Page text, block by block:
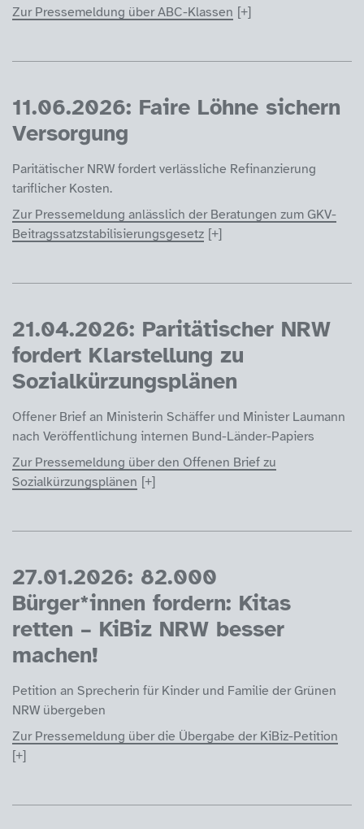
Zur Pressemeldung über ABC-Klassen
11.06.2026: Faire Löhne sichern
Versorgung
Paritätischer NRW fordert verlässliche Refinanzierung
tariflicher Kosten.
Zur Pressemeldung anlässlich der Beratungen zum GKV-
Beitragssatzstabilisierungsgesetz
21.04.2026: Paritätischer NRW
fordert Klarstellung zu
Sozialkürzungsplänen
Offener Brief an Ministerin Schäffer und Minister Laumann
nach Veröffentlichung internen Bund-Länder-Papiers
Zur Pressemeldung über den Offenen Brief zu
Sozialkürzungsplänen
27.01.2026: 82.000
Bürger*innen fordern: Kitas
retten – KiBiz NRW besser
machen!
Petition an Sprecherin für Kinder und Familie der Grünen
NRW übergeben
Zur Pressemeldung über die Übergabe der KiBiz-Petition